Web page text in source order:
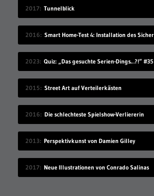
2017 Tunnelblick
2016
2023 Quiz: „Das gesuchte Serien-Dings…?!“ #35
2015 Street Art auf Verteilerkästen
2016 Die schlechteste Spielshow-Verliererin
2013 Perspektivkunst von Damien Gilley
2017 Neue Illustrationen von Conrado Salinas